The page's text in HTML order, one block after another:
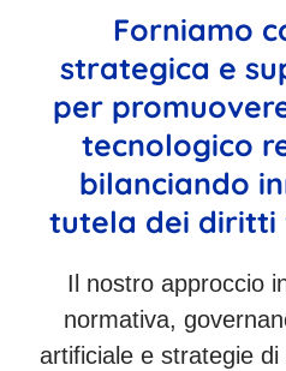
Forniamo
strategica e
per
tecnologico
bilanciando
tutela dei diritti
Il nostro approccio
normativa,
artificiale e strategie